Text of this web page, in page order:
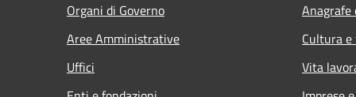
Organi di Governo
Aree Amministrative
Uffici
Cultura
Vita